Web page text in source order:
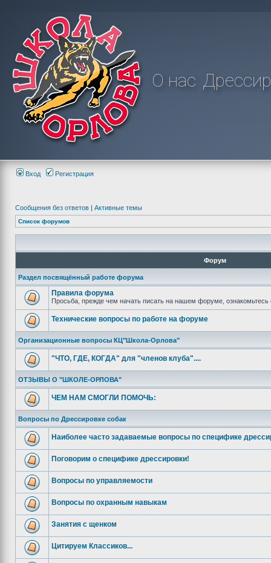
О нас
Вход Регистрация
Сообщения без ответов | Активные темы
Список форумов
Форум
Раздел посвящённый работе форума
Правила форума
Просьба, прежде чем начать писать на нашем форуме,
Технические вопросы по работе на форуме
Организационные вопросы КЦ"Школа-Орлова"
"ЧТО, ГДЕ, КОГДА" для "членов клуба"....
ОТЗЫВЫ О "ШКОЛЕ-ОРЛОВА"
ЧЕМ НАМ СМОГЛИ ПОМОЧЬ:
Вопросы по Дрессировке собак
Наиболее часто задаваемые вопросы по специфике
Поговорим о специфике дрессировки!
Вопросы по управляемости
Вопросы по охранным навыкам
Занятия с щенком
Цитируем Классиков...